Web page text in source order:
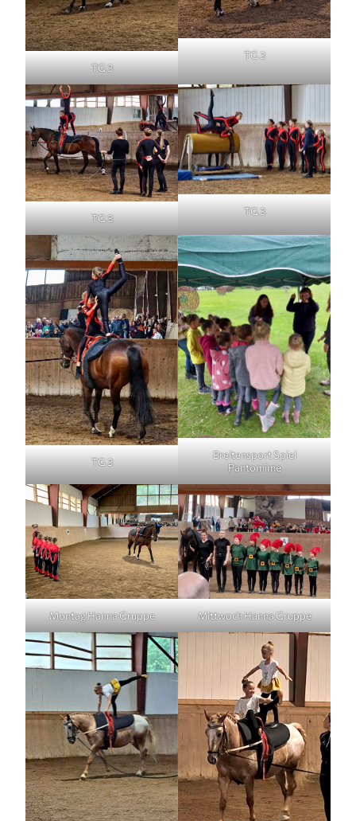
TG 3
TG 3
TG 3
TG 3
TG 3
Breitensport Spiel
Pantomime
Montag Hanna Gruppe Mittwoch Hanna Gruppe